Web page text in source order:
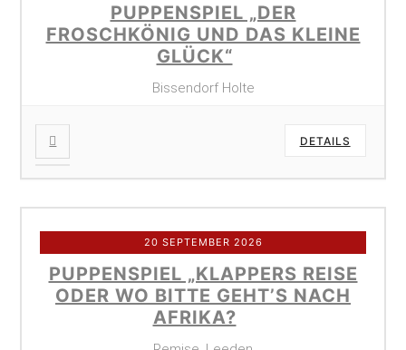
PUPPENSPIEL „DER
FROSCHKÖNIG UND DAS KLEINE
GLÜCK“
Bissendorf Holte
DETAILS
20 SEPTEMBER 2026
PUPPENSPIEL „KLAPPERS REISE
ODER WO BITTE GEHT’S NACH
AFRIKA?